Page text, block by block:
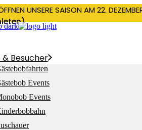
UNSERE SAISON AM 22.
Besucher
Events
Events